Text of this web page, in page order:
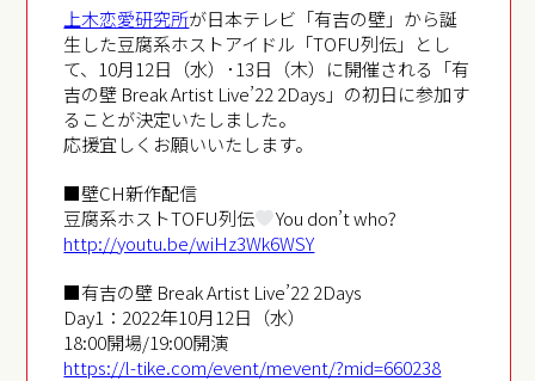
上木恋愛研究所が日本テレビ「有吉の壁」から誕
生した豆腐系ホストアイドル「TOFU列伝」とし
て、10月12日（水）･13日（木）に開催される「有
吉の壁 Break Artist Live’22 2Days」の初日に参加す
ることが決定いたしました。
応援宜しくお願いいたします。
■壁CH新作配信
豆腐系ホストTOFU列伝
You don’t who?
http://youtu.be/wiHz3Wk6WSY
■有吉の壁 Break Artist Live’22 2Days
Day1：2022年10月12日（水）
18:00開場/19:00開演
https://l-tike.com/event/mevent/?mid=660238